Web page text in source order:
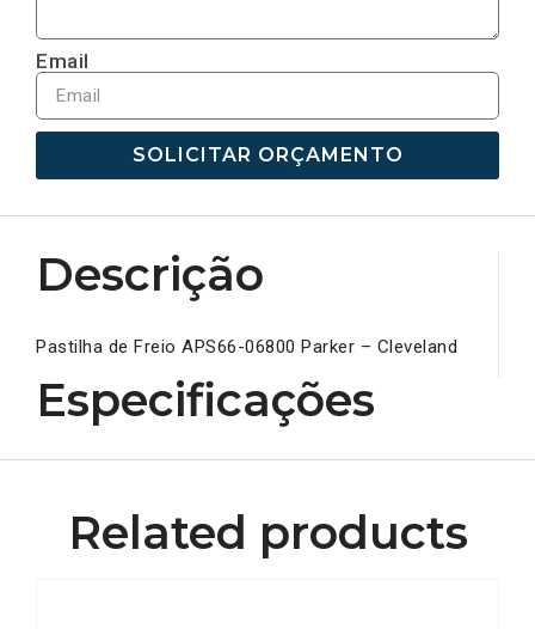
Email
SOLICITAR ORÇAMENTO
Descrição
Pastilha de Freio APS66-06800 Parker – Cleveland
Especificações
Related products